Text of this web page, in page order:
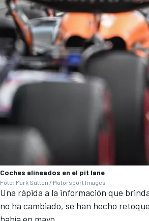
Coches alineados en el pit lane
Foto: Mark Sutton / Motorsport Images
Una rápida a la información que
no ha cambiado, se han hecho